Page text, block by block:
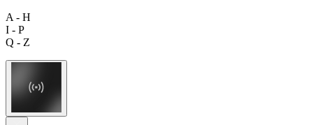
A - H
I - P
Q - Z